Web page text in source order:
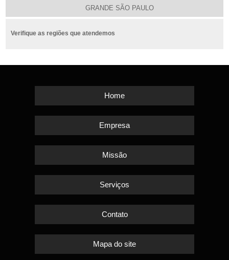
GRANDE SÃO PAULO
Verifique as regiões que atendemos
Home
Empresa
Missão
Serviços
Contato
Mapa do site